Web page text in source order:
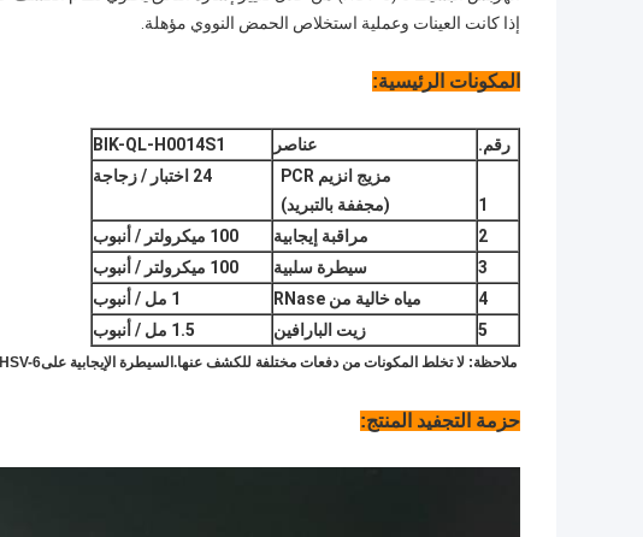
إذا كانت العينات وعملية استخلاص الحمض النووي مؤهلة.
المكونات الرئيسية:
رقم. عناصر BIK-QL-H0014S1
1
مزيج انزيم PCR
(مجففة بالتبريد)
24 اختبار / زجاجة
2 مراقبة إيجابية
100 ميكرولتر / أنبوب
3
سيطرة سلبية
100 ميكرولتر / أنبوب
4
مياه خالية من RNase
1 مل / أنبوب
5
زيت البارافين 1.5 مل / أنبوب
ملاحظة: لا تخلط المكونات من دفعات مختلفة للكشف عنها.السيطرة الإيجابية علىHSV-6
حزمة التجفيد المنتج: